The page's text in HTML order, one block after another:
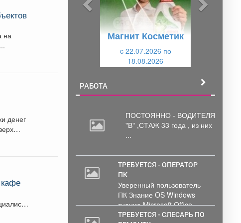
на
денег
Магнит Косметик
c 22.07.2026 по
18.08.2026
РАБОТА
ПОСТОЯННО - ВОДИТЕЛЯ
"В" ,СТАЖ 33 года , из них
...
ТРЕБУЕТСЯ - ОПЕРАТОР
ПК
Уверенный пользователь
ПК Знание OS Windows
знание Microsoft Office .
Обработка и...
ТРЕБУЕТСЯ - СЛЕСАРЬ ПО